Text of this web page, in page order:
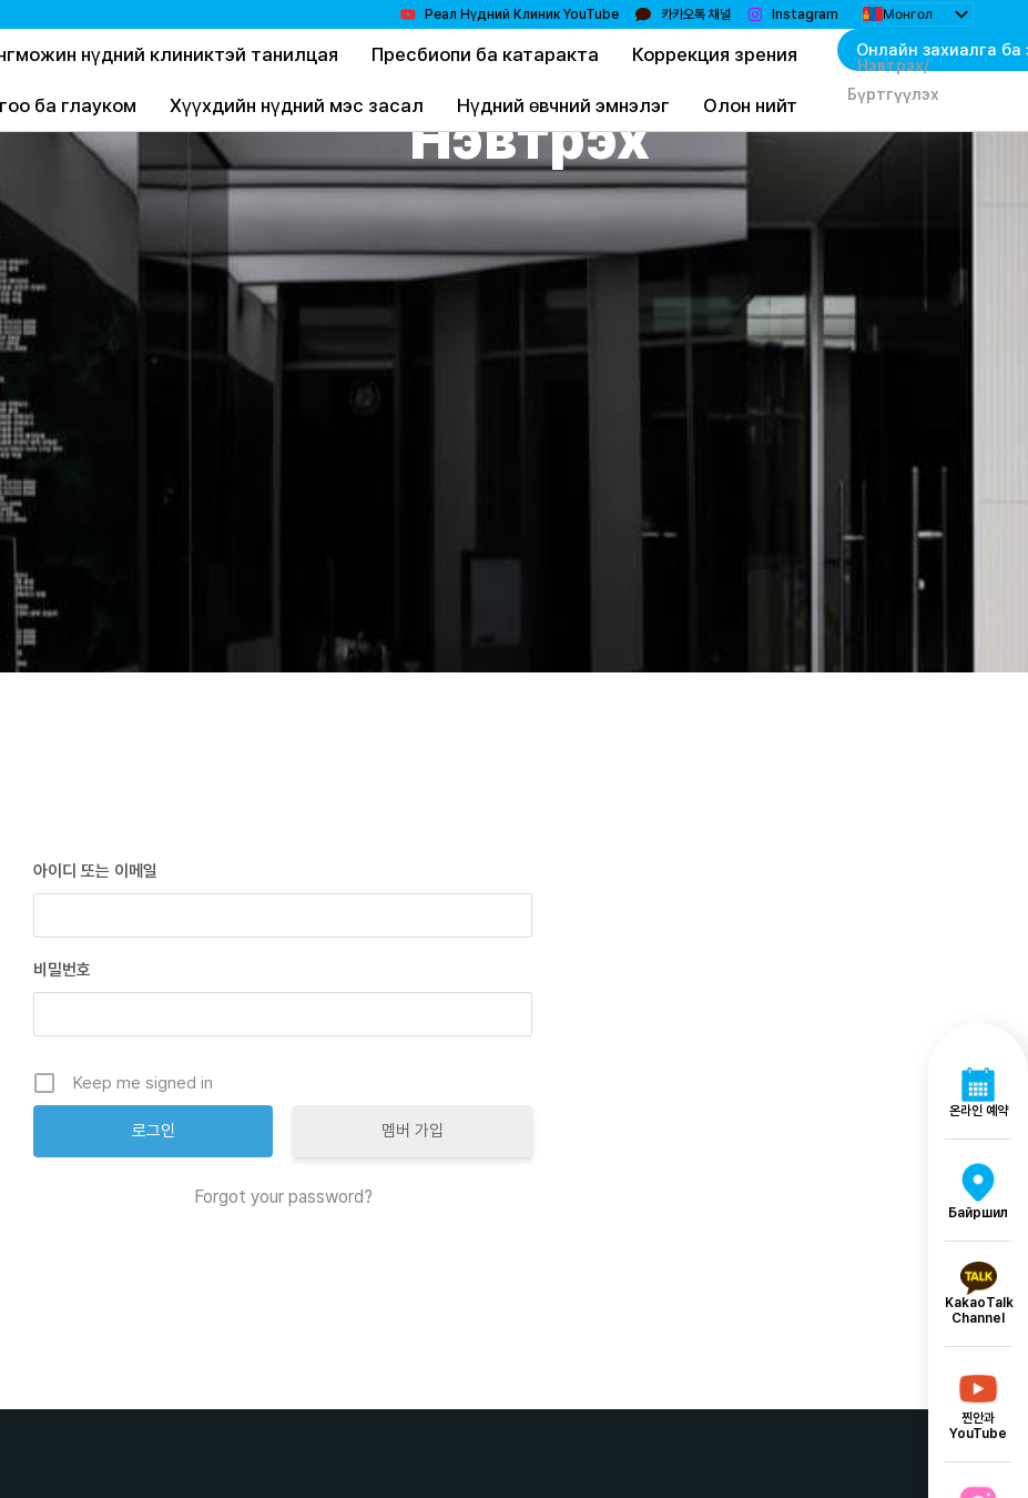
Instagram
카카오톡 채널
Реал Нүдний Клиник YouTube
Монгол
English
日本語
简体中文
нүдний клиниктэй танилцая Пресбиопи ба катаракта Коррекция зрения
ба глауком Хүүхдийн нүдний мэс засал Нүдний өвчний эмнэлэг Олон нийт
Онлайн захиалга ба
Нэвтрэх/
Бүртгүүлэх
Нэвтрэх
아이디 또는 이메일
비밀번호
Keep me signed in
멤버 가입
Forgot your password?
온라인 예약
Байршил
KakaoTalk
Channel
찐안과
YouTube